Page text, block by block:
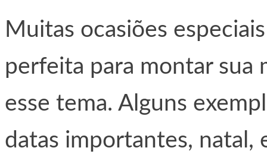
Muitas ocasiões
perfeita para montar sua
esse tema. Alguns
datas importantes, natal,